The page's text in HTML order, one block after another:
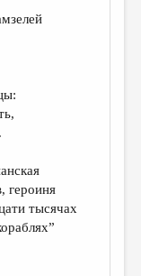
героиня
тысячах